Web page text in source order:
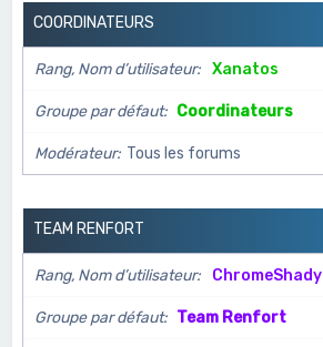
COORDINATEURS
Rang, Nom d’utilisateur Xanatos
Groupe par défaut Coordinateurs
Modérateur Tous les forums
TEAM RENFORT
Rang, Nom d’utilisateur ChromeShady
Groupe par défaut Team Renfort